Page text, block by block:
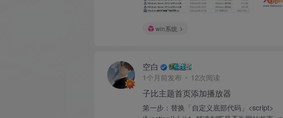
win系统
空白
1个月前发布 12次阅读
子比主题首页添加播放器
第一步：替换「自定义底部代码」<script>